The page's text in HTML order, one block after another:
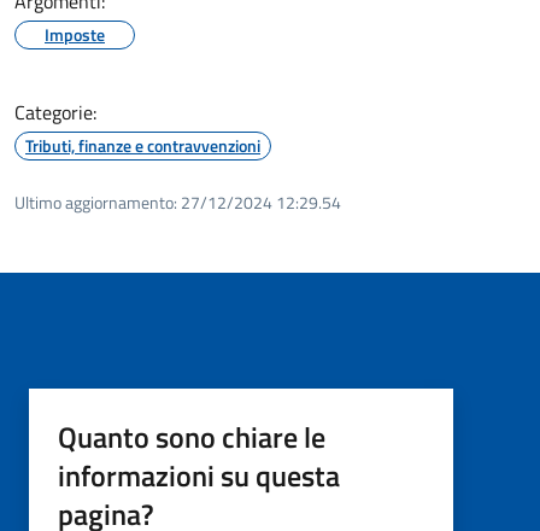
Imposte
Categorie:
Tributi, finanze e contravvenzioni
Ultimo aggiornamento: 27/12/2024 12:29.54
Quanto sono chiare le
informazioni su questa
pagina?